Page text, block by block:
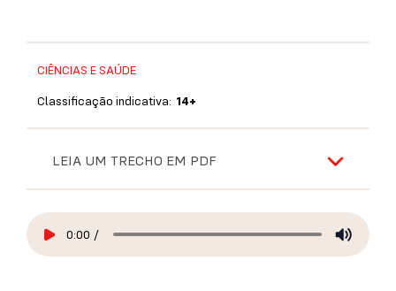
CIÊNCIAS E SAÚDE
Classificação indicativa: 14+
LEIA UM TRECHO EM PDF
0:00 /